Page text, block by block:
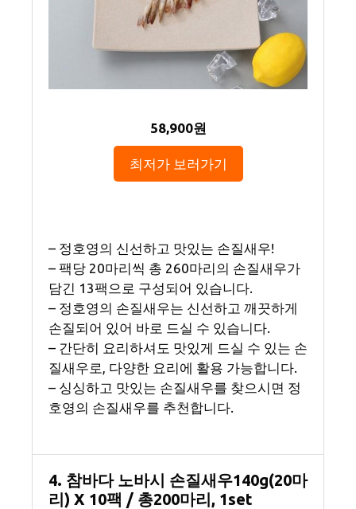
58,900원
최저가 보러가기
– 정호영의 신선하고 맛있는 손질새우!
– 팩당 20마리씩 총 260마리의 손질새우가
담긴 13팩으로 구성되어 있습니다.
– 정호영의 손질새우는 신선하고 깨끗하게
손질되어 있어 바로 드실 수 있습니다.
– 간단히 요리하셔도 맛있게 드실 수 있는 손
질새우로, 다양한 요리에 활용 가능합니다.
– 싱싱하고 맛있는 손질새우를 찾으시면 정
호영의 손질새우를 추천합니다.
4. 참바다 노바시 손질새우140g(20마
리) X 10팩 / 총200마리, 1set